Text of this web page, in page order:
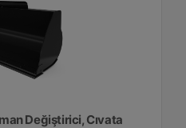
Değiştirici, Cıvata